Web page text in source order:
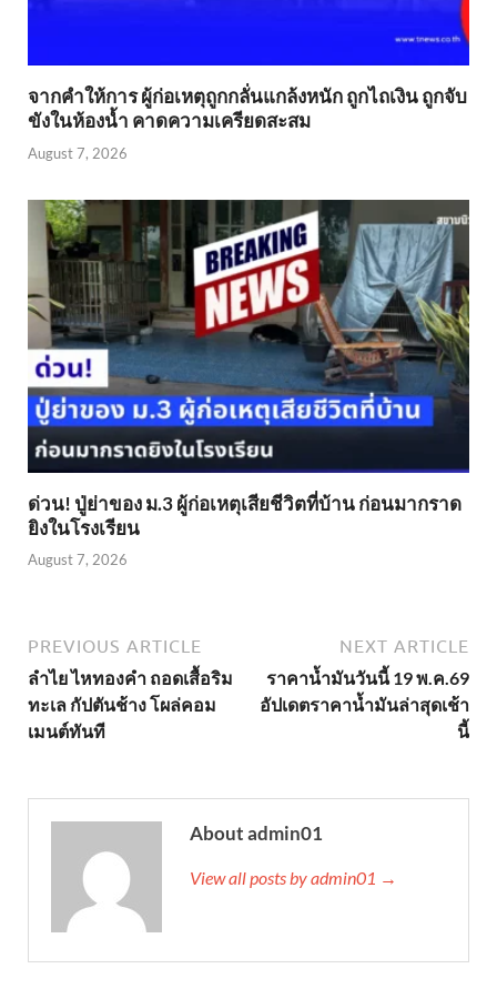
จากคำให้การ ผู้ก่อเหตุถูกกลั่นแกล้งหนัก ถูกไถเงิน ถูกจับ
ขังในห้องน้ำ คาดความเครียดสะสม
August 7, 2026
ด่วน! ปู่ย่าของ ม.3 ผู้ก่อเหตุเสียชีวิตที่บ้าน ก่อนมากราด
ยิงในโรงเรียน
August 7, 2026
PREVIOUS ARTICLE
ลำไย ไหทองคำ ถอดเสื้อริม
ทะเล กัปตันช้าง โผล่คอม
เมนต์ทันที
NEXT ARTICLE
ราคาน้ำมันวันนี้ 19 พ.ค.69
อัปเดตราคาน้ำมันล่าสุดเช้า
นี้
About admin01
View all posts by admin01 →